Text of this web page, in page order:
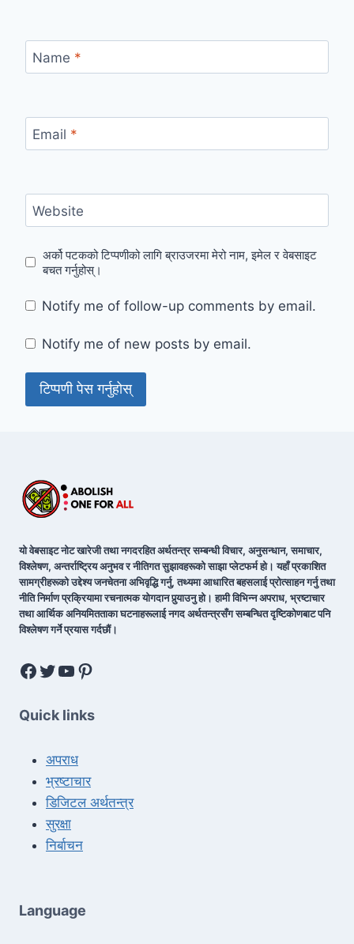
Name *
Email *
Website
अर्को पटकको टिप्पणीको लागि ब्राउजरमा मेरो नाम, इमेल र वेबसाइट
बचत गर्नुहोस्।
Notify me of follow-up comments by email.
Notify me of new posts by email.
यो वेबसाइट नोट खारेजी तथा नगदरहित अर्थतन्त्र सम्बन्धी विचार, अनुसन्धान, समाचार,
विश्लेषण, अन्तर्राष्ट्रिय अनुभव र नीतिगत सुझावहरूको साझा प्लेटफर्म हो। यहाँ प्रकाशित
सामग्रीहरूको उद्देश्य जनचेतना अभिवृद्धि गर्नु, तथ्यमा आधारित बहसलाई प्रोत्साहन गर्नु तथा
नीति निर्माण प्रक्रियामा रचनात्मक योगदान पुर्‍याउनु हो। हामी विभिन्न अपराध, भ्रष्टाचार
तथा आर्थिक अनियमितताका घटनाहरूलाई नगद अर्थतन्त्रसँग सम्बन्धित दृष्टिकोणबाट पनि
विश्लेषण गर्ने प्रयास गर्दछौं।
Quick links
अपराध
भ्रष्टाचार
डिजिटल अर्थतन्त्र
सुरक्षा
निर्बाचन
Language